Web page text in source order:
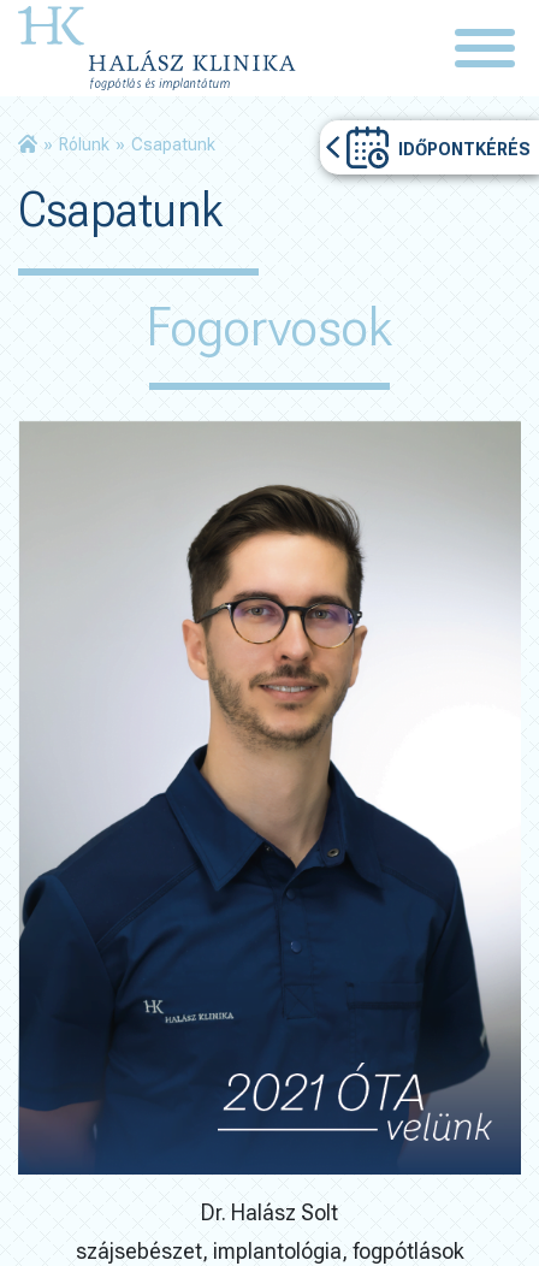
IDŐPONTKÉRÉS
» Rólunk » Csapatunk
Csapatunk
Fogorvosok
Dr. Halász Solt
szájsebészet, implantológia, fogpótlások